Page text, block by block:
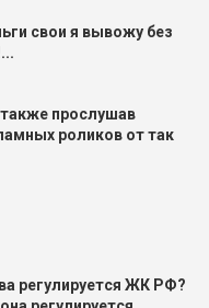
свои я вывожу без
прослушав
роликов от так
регулируется ЖК РФ?